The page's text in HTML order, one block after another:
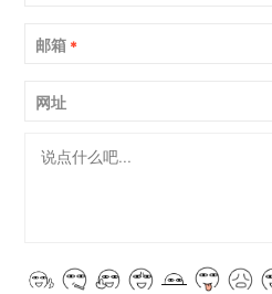
邮箱 *
网址